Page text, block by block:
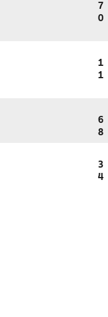
7
0
1
1
6
8
3
4